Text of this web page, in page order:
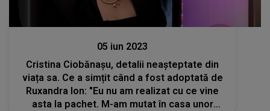
Stiri mondene
05 iun 2023
Cristina Ciobănașu, detalii neașteptate din
viața sa. Ce a simțit când a fost adoptată de
Ruxandra Ion: "Eu nu am realizat cu ce vine
asta la pachet. M-am mutat în casa unor